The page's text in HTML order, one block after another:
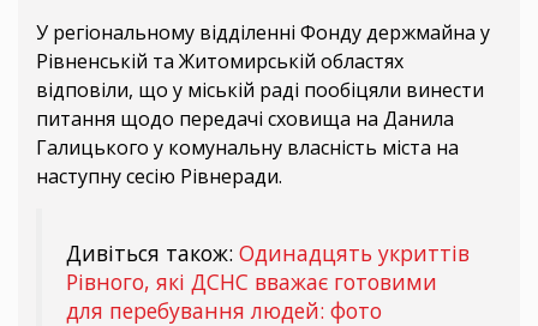
У регіональному відділенні Фонду держмайна у
Рівненській та Житомирській областях
відповіли, що у міській раді пообіцяли винести
питання щодо передачі сховища на Данила
Галицького у комунальну власність міста на
наступну сесію Рівнеради.
Дивіться також: Одинадцять укриттів
Рівного, які ДСНС вважає готовими
для перебування людей: фото